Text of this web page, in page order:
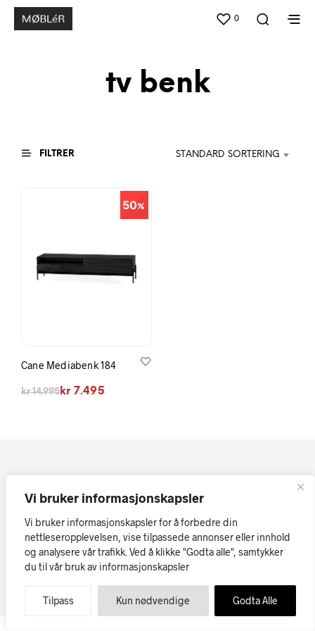
Vi bruker informasjonskapsler
Vi bruker informasjonskapsler for å forbedre din
nettleseropplevelsen, vise tilpassede annonser eller innhold
og analysere vår trafikk. Ved å klikke "Godta alle", samtykker
du til vår bruk av informasjonskapsler
Tilpass Kun nødvendige Godta Alle
0
tv benk
FILTRER STANDARD SORTERING
50
Cane Mediabenk 184
kr14.995
Opprinnelig pris var: kr 14.995.
kr 7.495
Nåværende pris er: kr 7.495.
Kopirett © Askøy Møbler ASVi tar forbehold om at skrivefeil
eller tekniske feil i tekst, priser og bilder kan forekomme.
Møbler på nett